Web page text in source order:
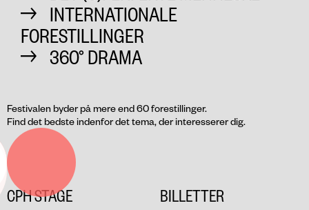
INTERNATIONALE
FORESTILLINGER
360° DRAMA
Festivalen byder på mere end 60 forestillinger.
Find det bedste indenfor det tema, der interesserer dig.
CPH STAGE BILLETTER